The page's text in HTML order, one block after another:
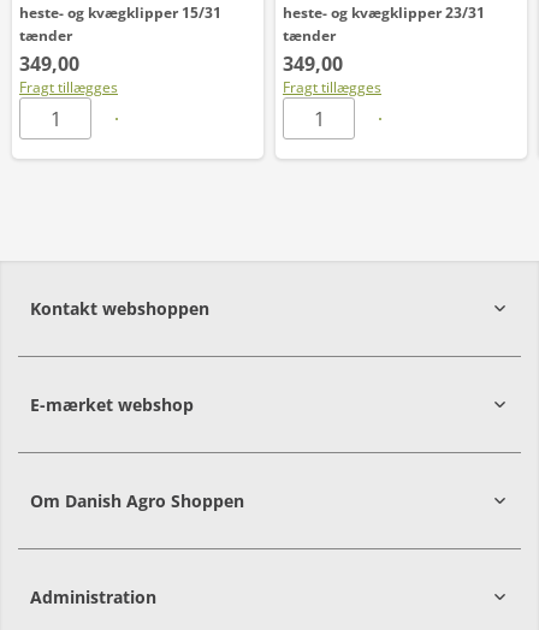
heste- og kvægklipper 15/31
tænder
349,00
Fragt tillægges
heste- og kvægklipper 23/31
tænder
349,00
Fragt tillægges
Kontakt webshoppen
E-mærket webshop
Om Danish Agro Shoppen
Administration